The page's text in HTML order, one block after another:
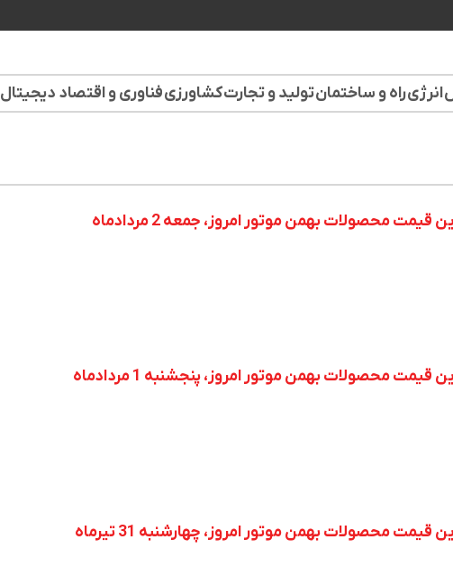
انرژیراه و ساختمانتولید و تجارتکشاورزیفناوری و اقتصاد دیجیتال
قیمت محصولات بهمن موتور امروز، جمعه 2 مردادماه
قیمت محصولات بهمن موتور امروز، پنجشنبه 1 مردادماه
قیمت محصولات بهمن موتور امروز، چهارشنبه 31 تیرماه